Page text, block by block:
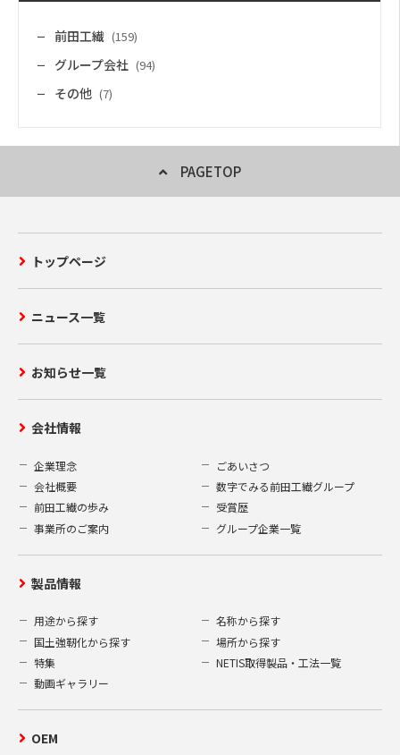
前田工繊 (159)
グループ会社 (94)
その他 (7)
PAGETOP
トップページ
ニュース一覧
お知らせ一覧
会社情報
企業理念
ごあいさつ
会社概要
数字でみる前田工繊グループ
前田工繊の歩み
受賞歴
事業所のご案内
グループ企業一覧
製品情報
用途から探す
名称から探す
国土強靭化から探す
場所から探す
特集
NETIS取得製品・工法一覧
動画ギャラリー
OEM